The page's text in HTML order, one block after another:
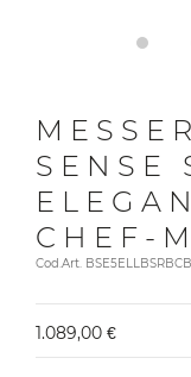
SENSE
CHEF-
Cod.Art. BSE5ELLBSRBCB
1.089,00 €